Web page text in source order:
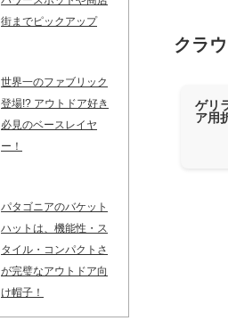
クラ
ゲリ
ア用
街までピックアップ
世界一のファブリック
登場!? アウトドア好き
必見のベースレイヤ
ー！
パタゴニアのバケット
ハットは、機能性・ス
タイル・コンパクトさ
が完璧なアウトドア向
け帽子！